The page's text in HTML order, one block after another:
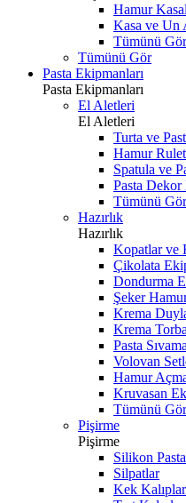
Hamur
Kasa ve Un
Tümünü Gör
Tümünü Gör
Pasta Ekipmanları
Pasta Ekipmanları
El Aletleri
El Aletleri
Turta ve
Hamur
Spatula ve
Pasta
Tümünü Gör
Hazırlık
Hazırlık
Kopatlar ve
Çikolata
Dondurma
Şeker
Krema
Krema
Pasta
Volovan
Hamur
Kruvasan
Tümünü Gör
Pişirme
Pişirme
Silikon
Silpatlar
Kek